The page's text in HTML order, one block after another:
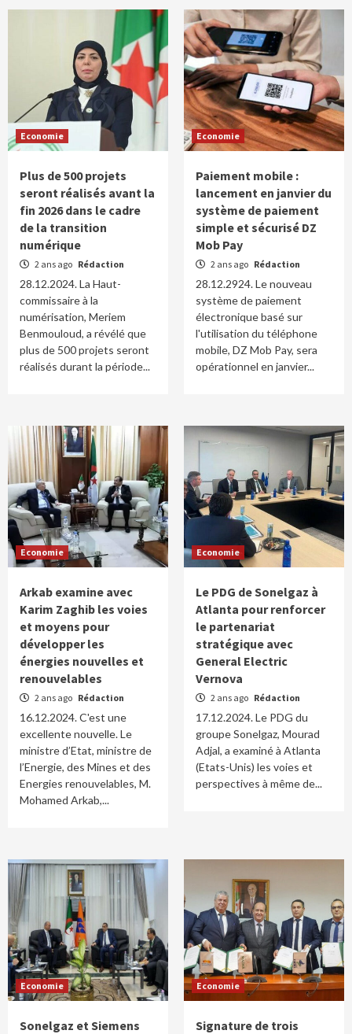
Economie
Plus de 500 projets
seront réalisés avant la
fin 2026 dans le cadre
de la transition
numérique
2 ans ago Rédaction
28.12.2024. La Haut-
commissaire à la
numérisation, Meriem
Benmouloud, a révélé que
plus de 500 projets seront
réalisés durant la période...
Economie
Paiement mobile :
lancement en janvier du
système de paiement
simple et sécurisé DZ
Mob Pay
2 ans ago Rédaction
28.12.2924. Le nouveau
système de paiement
électronique basé sur
l'utilisation du téléphone
mobile, DZ Mob Pay, sera
opérationnel en janvier...
Economie
Arkab examine avec
Karim Zaghib les voies
et moyens pour
développer les
énergies nouvelles et
renouvelables
2 ans ago Rédaction
16.12.2024. C'est une
excellente nouvelle. Le
ministre d’Etat, ministre de
l’Energie, des Mines et des
Energies renouvelables, M.
Mohamed Arkab,...
Economie
Le PDG de Sonelgaz à
Atlanta pour renforcer
le partenariat
stratégique avec
General Electric
Vernova
2 ans ago Rédaction
17.12.2024. Le PDG du
groupe Sonelgaz, Mourad
Adjal, a examiné à Atlanta
(Etats-Unis) les voies et
perspectives à même de...
Economie
Sonelgaz et Siemens
Economie
Signature de trois